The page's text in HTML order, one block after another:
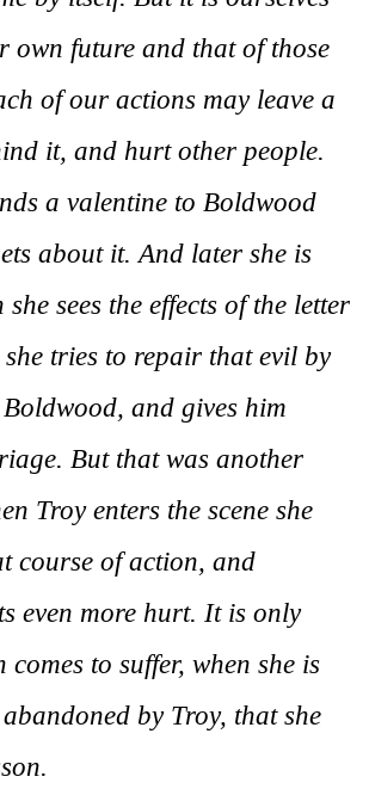
own future and that of those
of our actions may leave a
it, and hurt other people.
a valentine to Boldwood
about it. And later she is
sees the effects of the letter
tries to repair that evil by
and gives him
But that was another
Troy enters the scene she
course of action, and
even more hurt. It is only
to suffer, when she is
by Troy, that she